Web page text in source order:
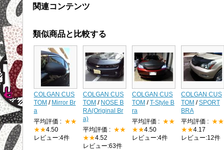
関連コンテンツ
類似商品と比較する
COLGAN CUS
TOM / Mirror Br
a
平均評価 : ★★
★★4.50
レビュー:4件
COLGAN CUS
TOM / NOSE B
RA(Original Br
a)
平均評価 : ★★
★★4.52
レビュー:63件
COLGAN CUS
TOM /T-Style B
ra
平均評価 : ★★
★★4.50
レビュー:4件
COLGAN CUS
TOM /SPORT
BRA
平均評価 : ★★
★★4.17
レビュー:12件